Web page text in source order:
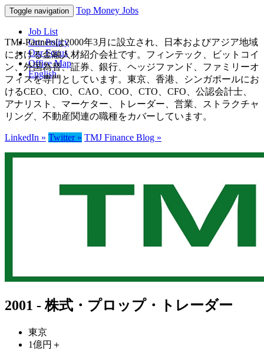
Toggle navigation Top Money Jobs
Job List
Our Policy
Our Focus
Office Map
English
TMJ-Partnersは2000年3月に設立され、日本およびアジア地域
における金融人材紹介会社です。フィンテック、ビットコイ
ン、外国為替、証券、銀行、ヘッジファンド、ファミリーオ
フィスを専門としています。東京、香港、シンガポールにお
けるCEO、CIO、CAO、COO、CTO、CFO、公認会計士、
アナリスト、マーケター、トレーダー、営業、ストラクチャ
リング、不動産関連の職種をカバーしています。
LinkedIn » Twitter » TMJ Finance Blog »
2001 - 株式・プロップ・トレーダー
東京
1億円＋